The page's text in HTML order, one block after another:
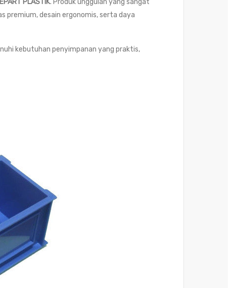
PLASTIK. Produk unggulan yang sangat
premium, desain ergonomis, serta daya
kebutuhan penyimpanan yang praktis,